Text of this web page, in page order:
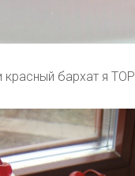
красный бархат я